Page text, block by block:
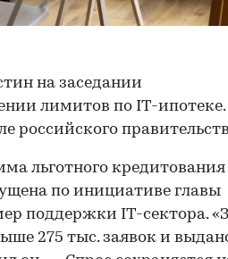
на заседании
лимитов по IT-
российского
льготного кредитования
по инициативе главы
поддержки IT-сектора.
275 тыс. заявок и